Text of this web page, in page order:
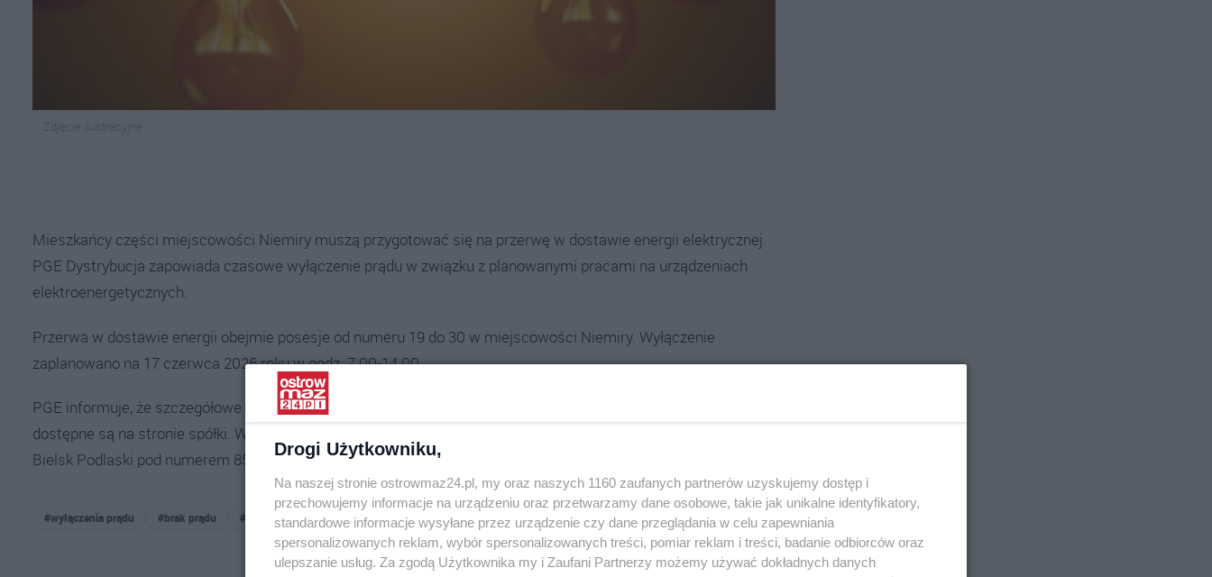
Zdjęcie ilustracyjne
Mieszkańcy części miejscowości Niemiry muszą przygotować się na przerwę w dostawie energii elektrycznej.
PGE Dystrybucja zapowiada czasowe wyłączenie prądu w związku z planowanymi pracami na urządzeniach
elektroenergetycznych.
Przerwa w dostawie energii obejmie posesje od numeru 19 do 30 w miejscowości Niemiry. Wyłączenie
zaplanowano na 17 czerwca 2026 roku w godz. 7.00-14.00.
PGE informuje, że szczegółowe informacje o planowanych przerwach w dostawach energii elektrycznej
dostępne są na stronie spółki. W sprawie wyłączeń można kontaktować się także z Centrum Dyspozytorskim
Bielsk Podlaski pod numerem 85 740 5334 lub pod numerem 991.
#wyłączenia prądu #brak prądu #sieć energetyczna
Drogi Użytkowniku,
Na naszej stronie ostrowmaz24.pl, my oraz naszych 1160 zaufanych partnerów uzyskujemy dostęp i
przechowujemy informacje na urządzeniu oraz przetwarzamy dane osobowe, takie jak unikalne identyfikatory,
standardowe informacje wysyłane przez urządzenie czy dane przeglądania w celu zapewniania
spersonalizowanych reklam, wybór spersonalizowanych treści, pomiar reklam i treści, badanie odbiorców oraz
ulepszanie usług. Za zgodą Użytkownika my i Zaufani Partnerzy możemy używać dokładnych danych